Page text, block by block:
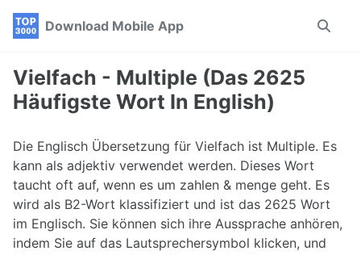
Skip
navigation
Skip
Skip
Download Mobile App
Toggle
Vielfach - Multiple (Das 2625
Häufigste Wort In English)
Die Englisch Übersetzung für Vielfach ist Multiple. Es
kann als adjektiv verwendet werden. Dieses Wort
taucht oft auf, wenn es um zahlen & menge geht. Es
wird als B2-Wort klassifiziert und ist das 2625 Wort
im Englisch. Sie können sich ihre Aussprache anhören,
indem Sie auf das Lautsprechersymbol klicken, und